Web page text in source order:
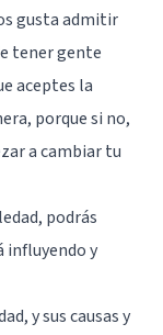
gusta admitir
tener gente
aceptes la
porque si no,
a cambiar tu
podrás
influyendo y
y sus causas y